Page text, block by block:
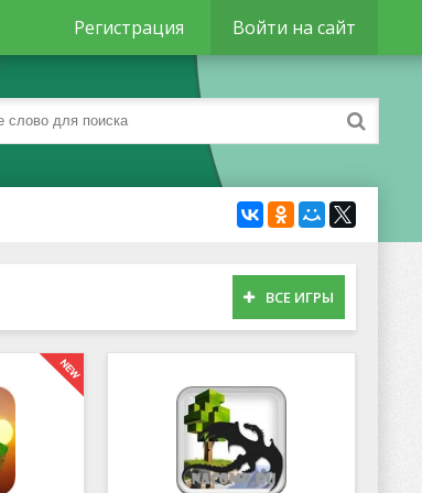
Регистрация Войти на сайт
ВСЕ ИГРЫ